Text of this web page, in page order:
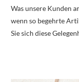
Was unsere Kunden
wenn so begehrte
Sie sich diese